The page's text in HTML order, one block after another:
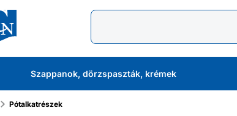
Szappanok, dörzspaszták, krémek
Pótalkatrészek